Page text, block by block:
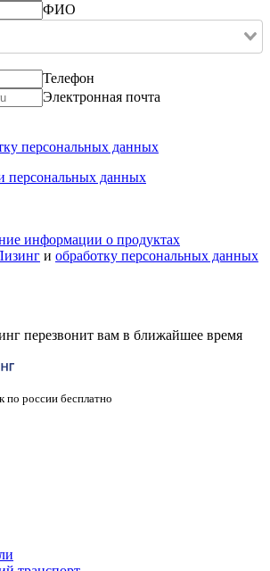
ФИО
Телефон
Электронная почта
персональных данных
персональных данных
информации о продуктах
и обработку персональных данных
перезвонит вам в ближайшее время
по россии бесплатно